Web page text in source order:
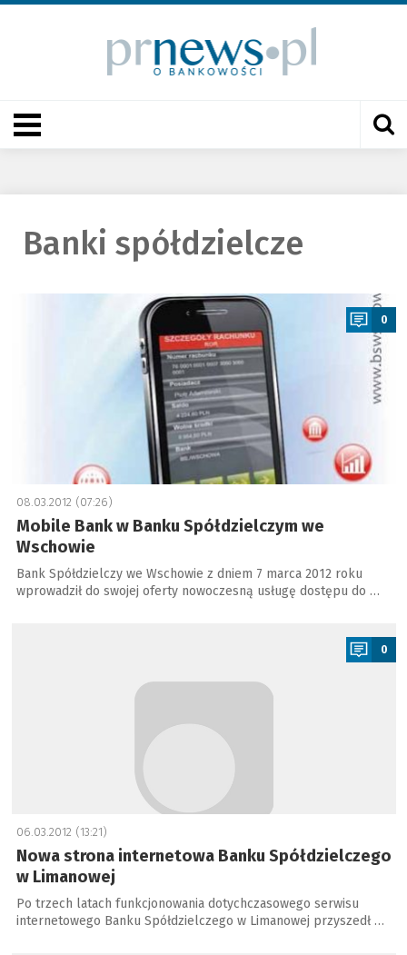
Banki spółdzielcze
0
08.03.2012 (07:26)
Mobile Bank w Banku Spółdzielczym we
Wschowie
Bank Spółdzielczy we Wschowie z dniem 7 marca 2012 roku
wprowadził do swojej oferty nowoczesną usługę dostępu do …
0
06.03.2012 (13:21)
Nowa strona internetowa Banku Spółdzielczego
w Limanowej
Po trzech latach funkcjonowania dotychczasowego serwisu
internetowego Banku Spółdzielczego w Limanowej przyszedł …